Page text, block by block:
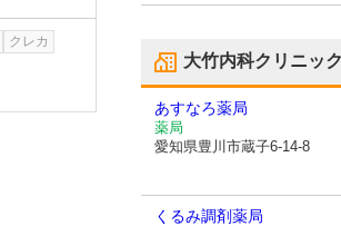
クレカ
大竹内科クリニック
あすなろ薬局
薬局
愛知県豊川市蔵子6-14-8
くるみ調剤薬局